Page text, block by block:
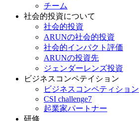
チーム
社会的投資について
社会的投資
ARUNの社会的投資
社会的インパクト評価
ARUNの投資先
ジェンダーレンズ投資
ビジネスコンペテイション
ビジネスコンペティション
CSI challenge7
起業家パートナー
研修